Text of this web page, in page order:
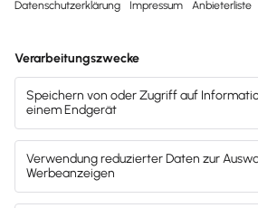
wir auf diesem Portal, wann immer möglich,
aus. Hiermit sind ausdrücklich alle
Diese Vorgehensweise hat lediglich